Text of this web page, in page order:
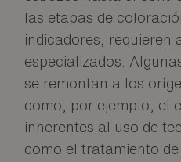
las etapas de
indicadores, requieren
especializados.
se remontan a los
como, por ejemplo, el
inherentes al uso de
como el tratamiento